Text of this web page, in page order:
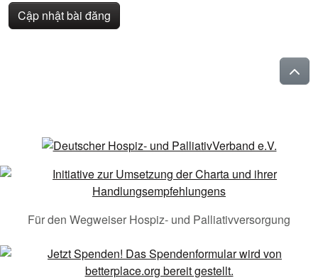
Cập nhật bài đăng
Für den Wegweiser Hospiz- und Palliativversorgung